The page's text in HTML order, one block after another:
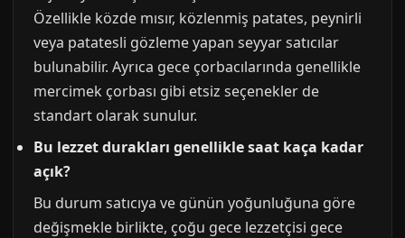
Özellikle közde mısır, közlenmiş patates, peynirli
veya patatesli gözleme yapan seyyar satıcılar
bulunabilir. Ayrıca gece çorbacılarında genellikle
mercimek çorbası gibi etsiz seçenekler de
standart olarak sunulur.
Bu lezzet durakları genellikle saat kaça kadar
açık?
Bu durum satıcıya ve günün yoğunluğuna göre
değişmekle birlikte, çoğu gece lezzetçisi gece